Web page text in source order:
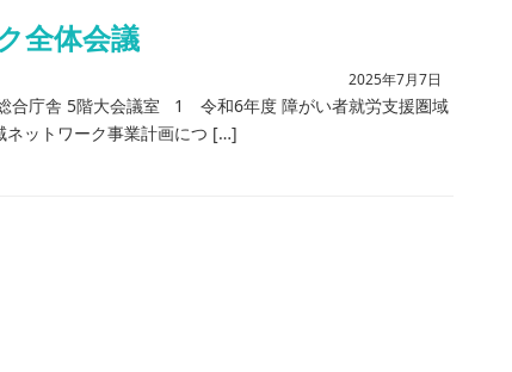
全体会議
2025年7月7日
合庁舎 5階大会議室 1 令和6年度 障がい者就労支援圏域
ネットワーク事業計画につ […]